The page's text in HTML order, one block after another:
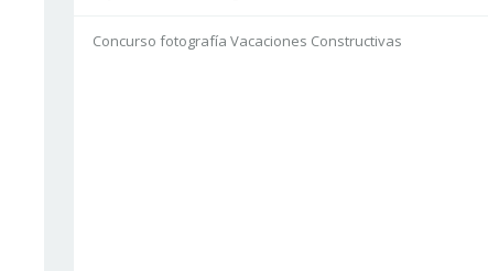
Concurso fotografía Vacaciones Constructivas